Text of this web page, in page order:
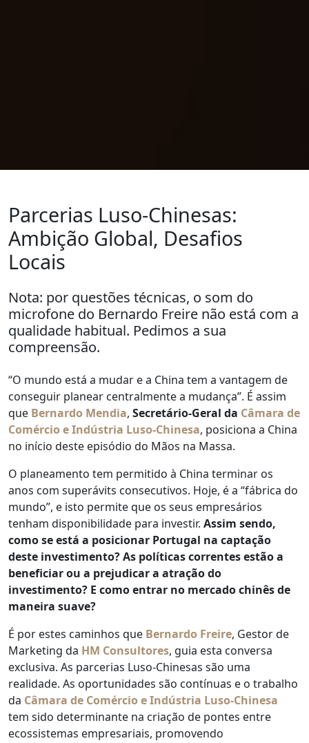
Parcerias Luso-Chinesas:
Ambição Global, Desafios
Locais
Nota: por questões técnicas, o som do
microfone do Bernardo Freire não está com a
qualidade habitual. Pedimos a sua
compreensão.
“O mundo está a mudar e a China tem a vantagem de
conseguir planear centralmente a mudança”. É assim
que Bernardo Mendia, Secretário-Geral da Câmara de
Comércio e Indústria Luso-Chinesa, posiciona a China
no início deste episódio do Mãos na Massa.
O planeamento tem permitido à China terminar os
anos com superávits consecutivos. Hoje, é a “fábrica do
mundo”, e isto permite que os seus empresários
tenham disponibilidade para investir. Assim sendo,
como se está a posicionar Portugal na captação
deste investimento?As políticas correntes estão a
beneficiar ou a prejudicar a atração do
investimento? E como entrar no mercado chinês de
maneira suave?
É por estes caminhos que Bernardo Freire, Gestor de
Marketing da HM Consultores, guia esta conversa
exclusiva. As parcerias Luso-Chinesas são uma
realidade. As oportunidades são contínuas e o trabalho
da Câmara de Comércio e Indústria Luso-Chinesa
tem sido determinante na criação de pontes entre
ecossistemas empresariais, promovendo